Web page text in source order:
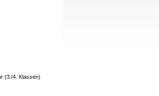
(3./4. Klassen)